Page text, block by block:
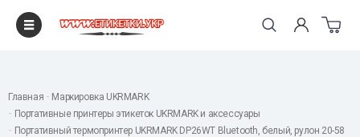
Главная
Маркировка UKRMARK
Портативные принтеры этикеток UKRMARK и аксессуары
Портативный термопринтер UKRMARK DP26WT Bluetooth, белый, рулон 20-58